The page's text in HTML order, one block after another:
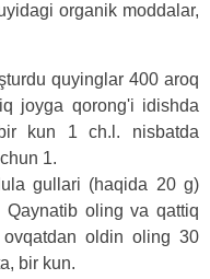
organik moddalar,
quyinglar 400 aroq
joyga qorong'i idishda
kun 1 ch.l. nisbatda
1.
gullari (haqida 20 g)
oling va qattiq
oldin oling 30
bir kun.